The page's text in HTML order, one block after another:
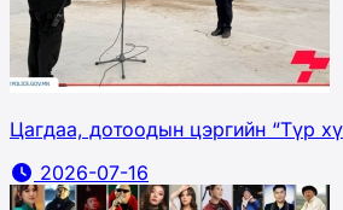
Цагдаа, дотоодын цэргийн “Түр
2026-07-16